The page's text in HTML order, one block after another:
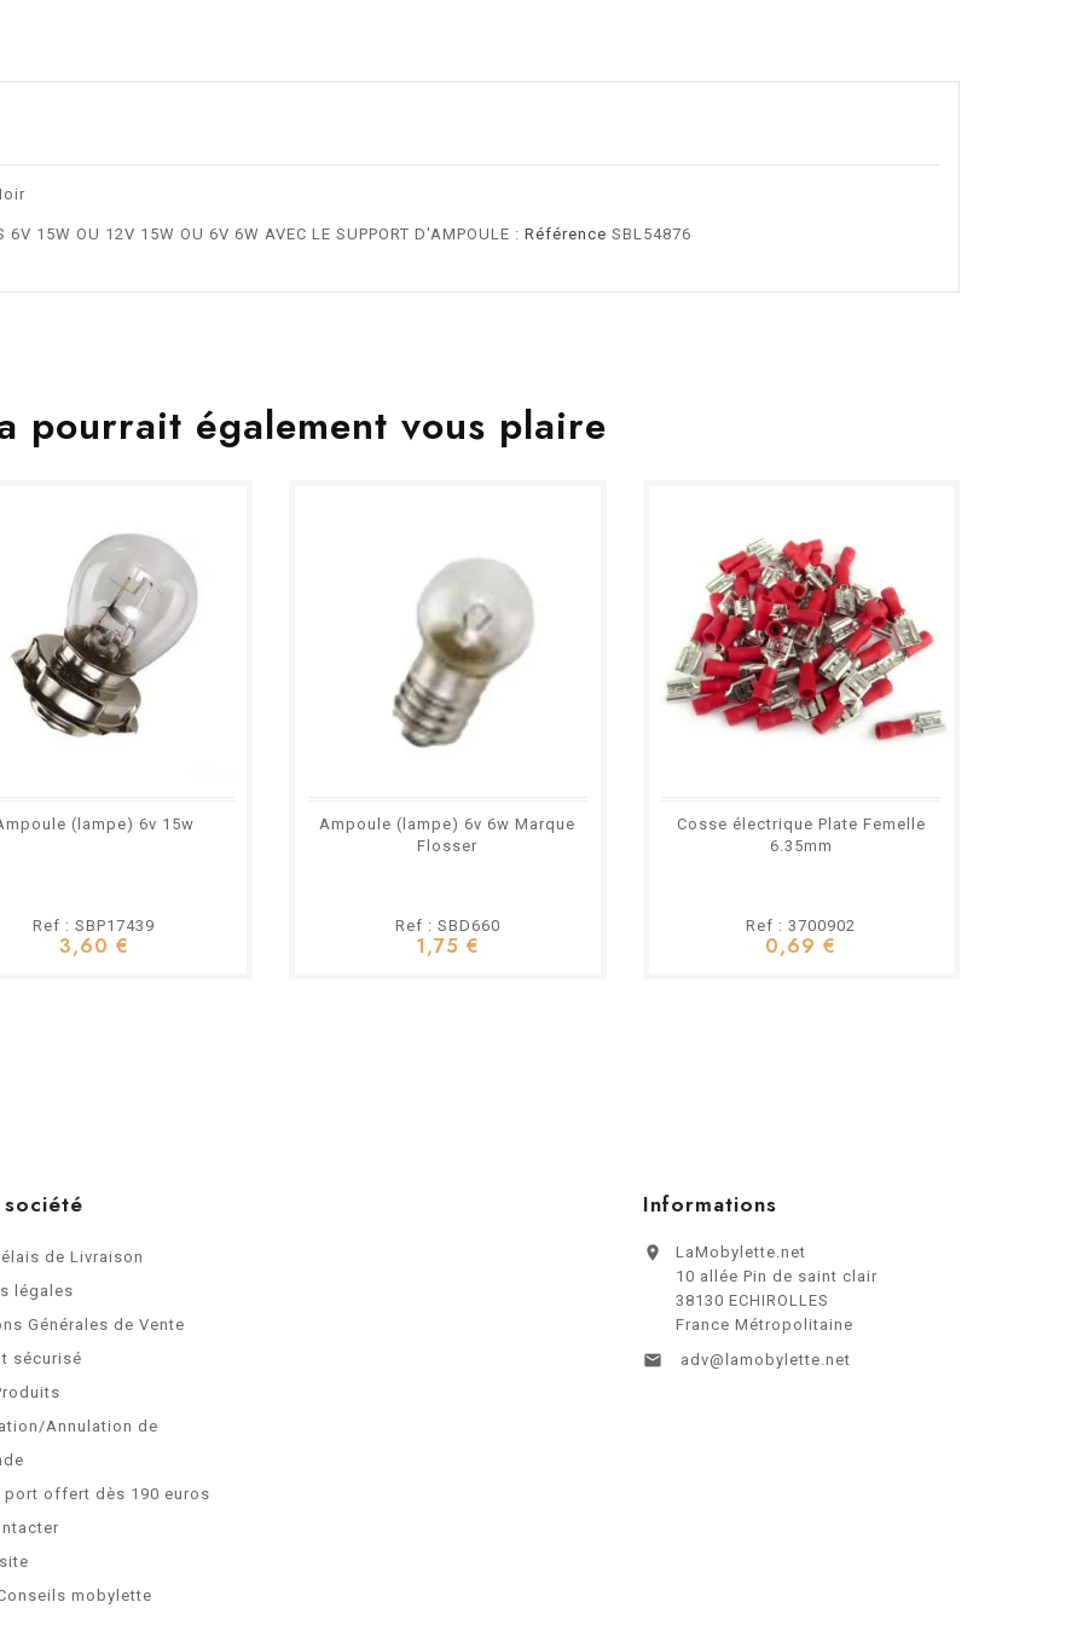
15W OU 12V 15W OU 6V 6W AVEC LE SUPPORT D'AMPOULE : Référence SBL54876
pourrait également vous plaire
(lampe) 6v 15w
Ref : SBP17439
3,60 €
Ampoule (lampe) 6v 6w Marque
Flosser
Ref : SBD660
1,75 €
Cosse électrique Plate Femelle
6.35mm
Ref : 3700902
0,69 €
de Livraison
légales
Générales de Vente
sécurisé
Annulation de
port offert dès 190 euros
mobylette
Informations

LaMobylette.net
10 allée Pin de saint clair
38130 ECHIROLLES
France Métropolitaine
 adv@lamobylette.net